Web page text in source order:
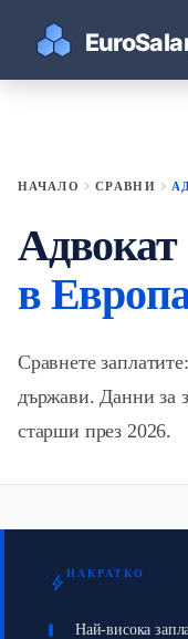
НАЧАЛО chevron_right СРАВНИ chevron_right
Адвокат
в
Сравнете
държави. Данни за
старши през 2026.
bolt НАКРАТКО
Най-висока